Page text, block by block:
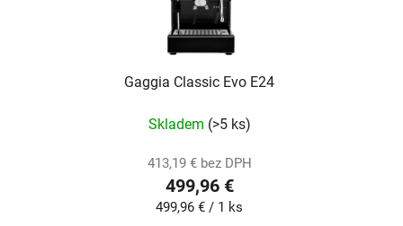
Gaggia Classic Evo E24
Skladem (>5 ks)
413,19 € bez DPH
499,96 €
Jednotková
499,96 € / 1 ks